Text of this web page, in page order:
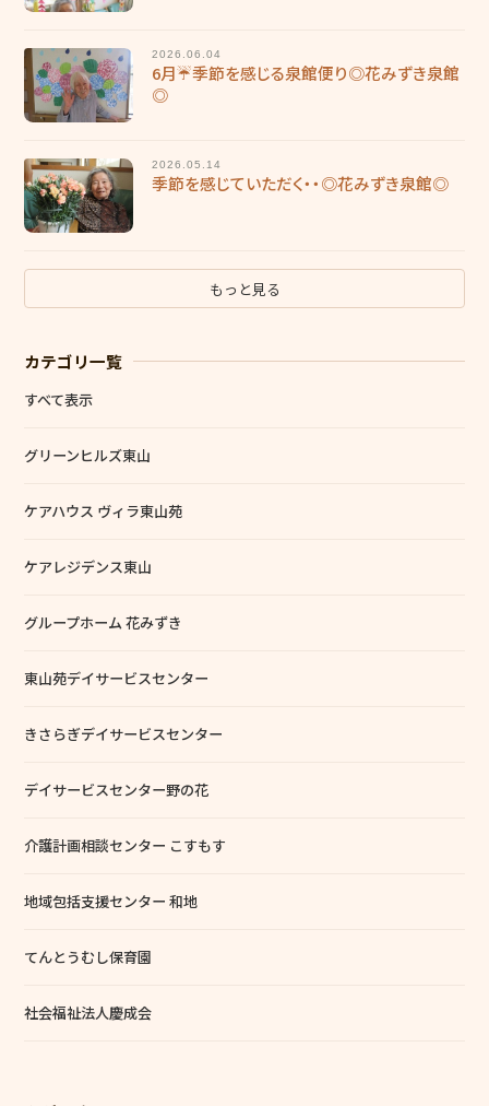
2026.06.04
6月☔季節を感じる泉館便り◎花みずき泉館
◎
2026.05.14
季節を感じていただく・・◎花みずき泉館◎
もっと見る
カテゴリ一覧
すべて表示
グリーンヒルズ東山
ケアハウス ヴィラ東山苑
ケアレジデンス東山
グループホーム 花みずき
東山苑デイサービスセンター
きさらぎデイサービスセンター
デイサービスセンター野の花
介護計画相談センター こすもす
地域包括支援センター 和地
てんとうむし保育園
社会福祉法人慶成会